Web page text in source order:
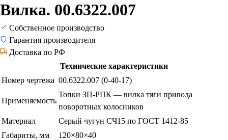
Вилка. 00.6322.007
Собственное производство
Гарантия производителя
Доставка по РФ
Технические характеристики
Номер чертежа 00.6322.007 (0-40-17)
Применяемость
Топки ЗП-РПК — вилка тяги привода
поворотных колосников
Материал
Серый чугун СЧ15 по ГОСТ 1412-85
Габариты, мм
120×80×40